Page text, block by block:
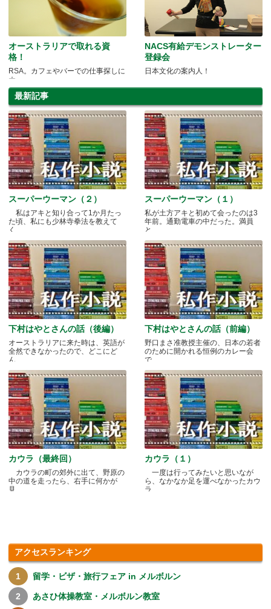
オーストラリアで取れる資
格！
RSA。カフェやバーでの仕事探しに
☆
NACS有給デモンストレーター
登録会
日本文化の案内人！
最新記事
スーパーウーマン（２）
私はアキと知り合って1か月たっ
た頃、私にも少林寺拳法を教えて
く.....
スーパーウーマン（１）
私が土方アキと初めて会ったのは3
年前。通勤電車の中だった。満員
と.....
下村はやとさんの話（後編）
オーストラリアに来た時は、英語が
全然できなかったので、どこにど
ん.....
下村はやとさんの話（前編）
野口まさ准教授主催の、日本の若者
のために開かれる恒例のカレー会
で.....
カウラ（最終回）
カウラの町の郊外に出て、野原の
中の道を走ったら、右手に何かが
見.....
カウラ（１）
一度は行ってみたいと思いなが
ら、なかなか足を運べなかったカウ
ラ.....
アクセスランキング
留学・ビザ・旅行フェア in メルボルン
あさひ体操教室・メルボルン教室